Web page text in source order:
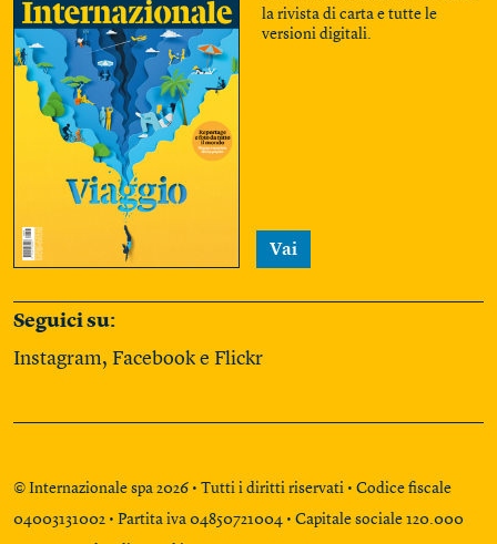
la rivista di carta e tutte le
versioni digitali.
Vai
Seguici su:
Instagram, Facebook e Flickr
© Internazionale spa 2026 • Tutti i diritti riservati • Codice fiscale
04003131002 • Partita iva 04850721004 • Capitale sociale 120.000